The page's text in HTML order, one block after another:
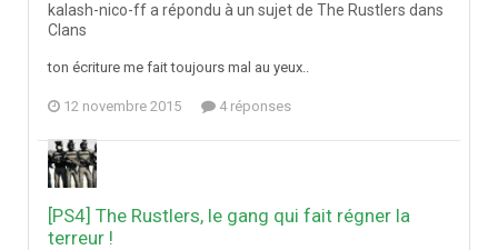
kalash-nico-ff a répondu à un sujet de The Rustlers dans
Clans
ton écriture me fait toujours mal au yeux..
12 novembre 2015 4 réponses
[PS4] The Rustlers, le gang qui fait régner la
terreur !